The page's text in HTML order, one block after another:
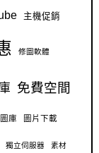
主機促銷
修圖軟體
免費空間
庫 圖片下載
獨立伺服器 素材